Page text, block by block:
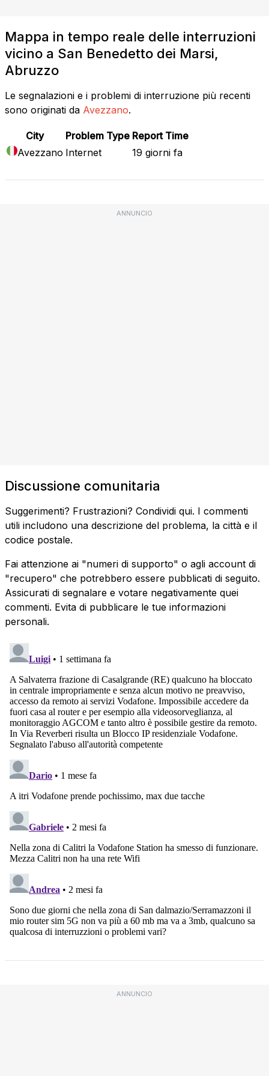
Mappa in tempo reale delle interruzioni
vicino a San Benedetto dei Marsi,
Abruzzo
Le segnalazioni e i problemi di interruzione più recenti
sono originati da Avezzano.
City Problem Type Report Time
Avezzano Internet 19 giorni fa
ANNUNCIO
Discussione comunitaria
Suggerimenti? Frustrazioni? Condividi qui. I commenti
utili includono una descrizione del problema, la città e il
codice postale.
Fai attenzione ai "numeri di supporto" o agli account di
"recupero" che potrebbero essere pubblicati di seguito.
Assicurati di segnalare e votare negativamente quei
commenti. Evita di pubblicare le tue informazioni
personali.
ANNUNCIO